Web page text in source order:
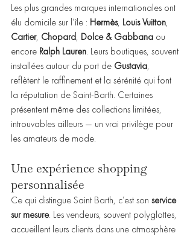
Les plus grandes marques internationales ont
élu domicile sur l’île : Hermès, Louis Vuitton,
Cartier, Chopard, Dolce & Gabbana ou
encore Ralph Lauren. Leurs boutiques, souvent
installées autour du port de Gustavia,
reflètent le raffinement et la sérénité qui font
la réputation de Saint-Barth. Certaines
présentent même des collections limitées,
introuvables ailleurs — un vrai privilège pour
les amateurs de mode.
Une expérience shopping
personnalisée
Ce qui distingue Saint Barth, c’est son service
sur mesure. Les vendeurs, souvent polyglottes,
accueillent leurs clients dans une atmosphère